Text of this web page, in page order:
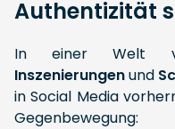
Authentizität
In einer Welt
Inszenierungenund
in Social Media
Gegenbewegung: